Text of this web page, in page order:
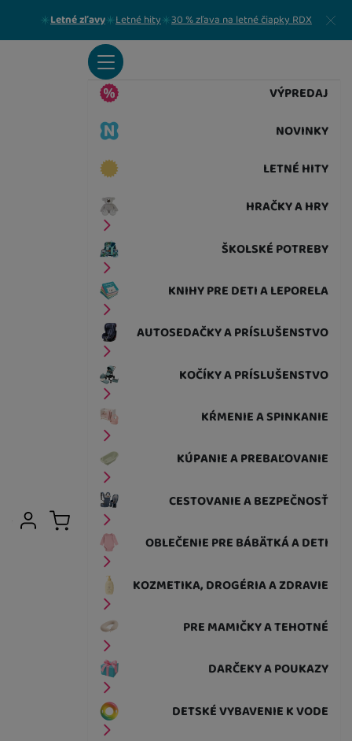
Letné zľavy Letné hity 30 % zľava na letné čiapky RDX Zavrieť
VÝPREDAJ
NOVINKY
LETNÉ HITY
HRAČKY A HRY
ŠKOLSKÉ POTREBY
KNIHY PRE DETI A LEPORELA
AUTOSEDAČKY A PRÍSLUŠENSTVO
KOČÍKY A PRÍSLUŠENSTVO
KŔMENIE A SPINKANIE
KÚPANIE A PREBAĽOVANIE
CESTOVANIE A BEZPEČNOSŤ
OBLEČENIE PRE BÁBÄTKÁ A DETI
KOZMETIKA, DROGÉRIA A ZDRAVIE
PRE MAMIČKY A TEHOTNÉ
DARČEKY A POUKAZY
DETSKÉ VYBAVENIE K VODE
Užívateľská sekcia
Prihlásiť sa
Košík